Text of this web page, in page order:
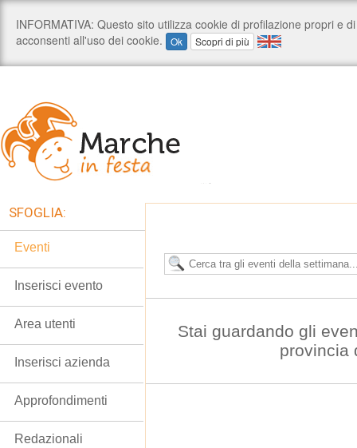
Stai guardando gli
provincia
SFOGLIA:
Eventi
Inserisci evento
Area utenti
Inserisci azienda
Approfondimenti
Redazionali